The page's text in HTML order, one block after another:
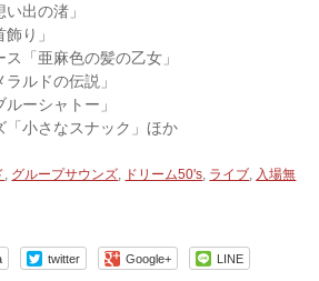
出の渚」
り」
「亜麻色の髪の乙女」
ルドの伝説」
ーシャトー」
「小さなスナック」ほか
グループサウンズ ドリーム50's ライブ 入場無
twitter Google+ LINE